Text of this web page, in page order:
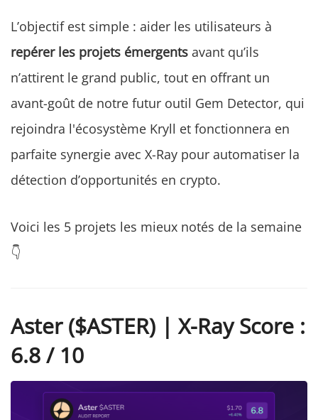
L’objectif est simple : aider les utilisateurs à
repérer les projets émergents avant qu’ils
n’attirent le grand public, tout en offrant un
avant-goût de notre futur outil Gem Detector, qui
rejoindra l'écosystème Kryll et fonctionnera en
parfaite synergie avec X-Ray pour automatiser la
détection d’opportunités en crypto.
Voici les 5 projets les mieux notés de la semaine
👇
Aster ($ASTER) | X-Ray Score :
6.8 / 10